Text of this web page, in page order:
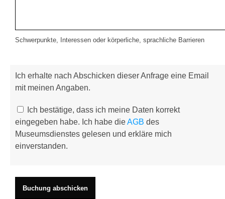
Schwerpunkte, Interessen oder körperliche, sprachliche Barrieren
Ich erhalte nach Abschicken dieser Anfrage eine Email
mit meinen Angaben.
Ich bestätige, dass ich meine Daten korrekt
eingegeben habe. Ich habe dieAGB des
Museumsdienstes gelesen und erkläre mich
einverstanden.